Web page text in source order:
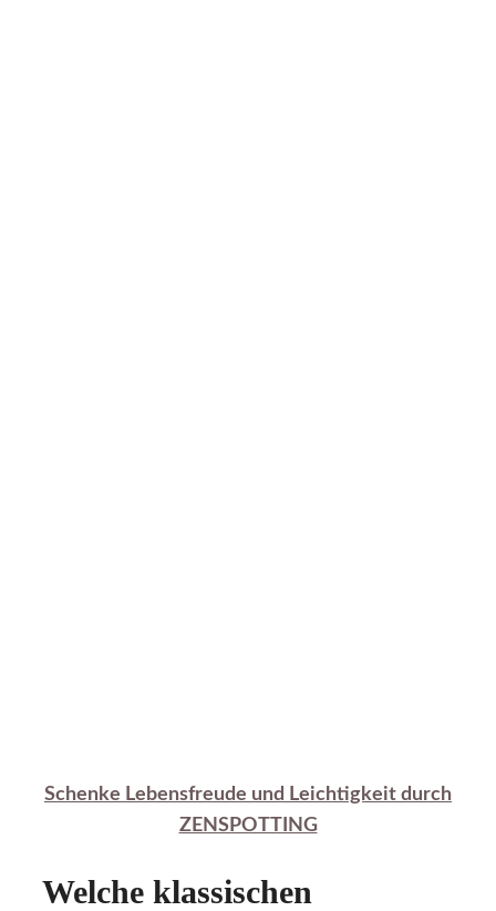
Schenke Lebensfreude und Leichtigkeit durch
ZENSPOTTING
Welche klassischen